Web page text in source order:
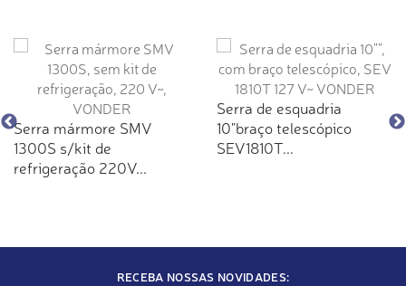
Serra mármore SMV
1300S s/kit de
refrigeração 220V...
Serra de esquadria
10"braço telescópico
SEV1810T...
RECEBA NOSSAS NOVIDADES: